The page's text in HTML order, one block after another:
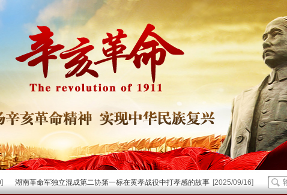
湖南革命军独立混成第二协第一标在黄孝战役中打孝感的故事 [2025/09/16] 孙中山与